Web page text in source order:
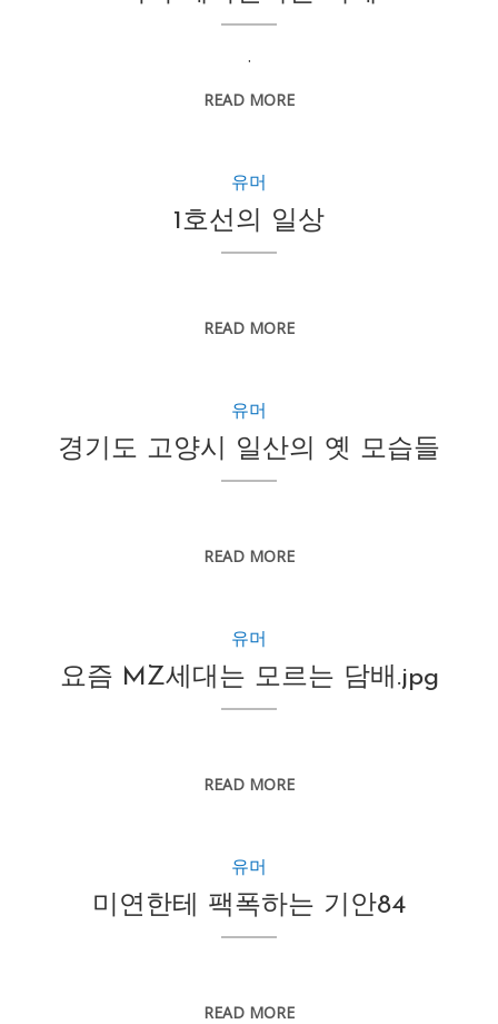
.
READ MORE
유머
1호선의 일상
READ MORE
유머
경기도 고양시 일산의 옛 모습들
READ MORE
유머
요즘 MZ세대는 모르는 담배.jpg
READ MORE
유머
미연한테 팩폭하는 기안84
READ MORE